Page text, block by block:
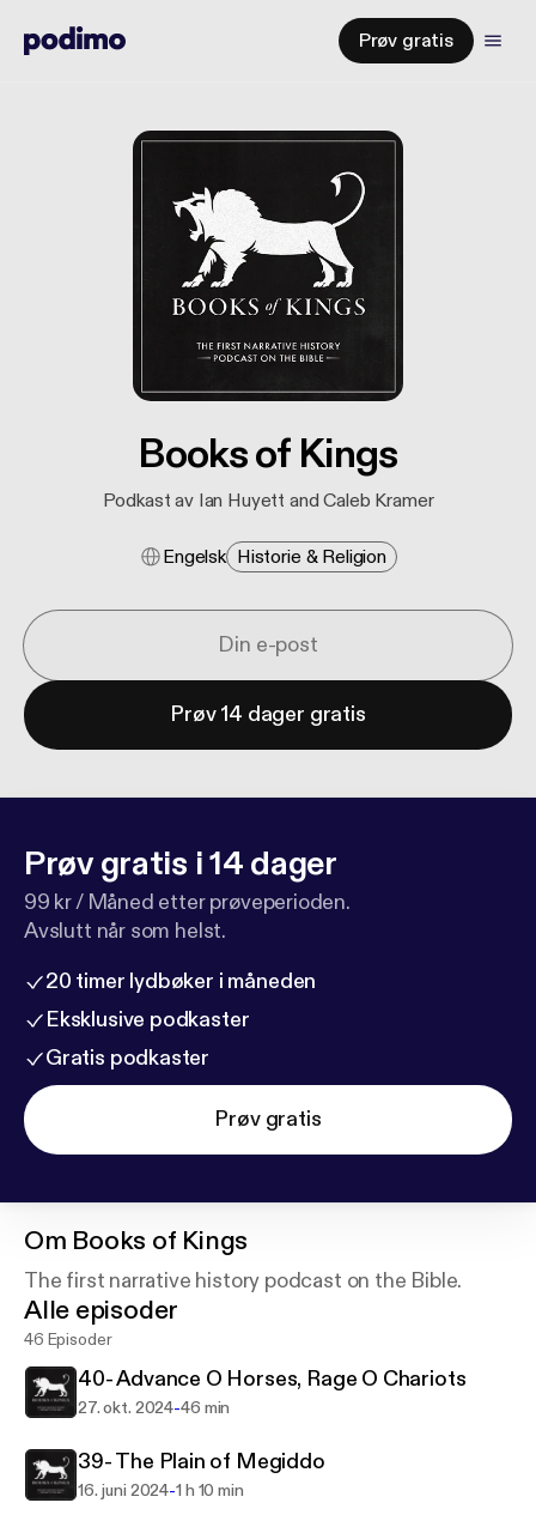
Prøv gratis
Books of Kings
Podkast av Ian Huyett and Caleb Kramer
Engelsk Historie & Religion
Prøv 14 dager gratis
Prøv gratis i 14 dager
99 kr / Måned etter prøveperioden.
Avslutt når som helst.
20 timer lydbøker i måneden
Eksklusive podkaster
Gratis podkaster
Prøv gratis
Om Books of Kings
The first narrative history podcast on the Bible.
Alle episoder
46 Episoder
40- Advance O Horses, Rage O Chariots
27. okt. 2024-46 min
39- The Plain of Megiddo
16. juni 2024-1 h 10 min